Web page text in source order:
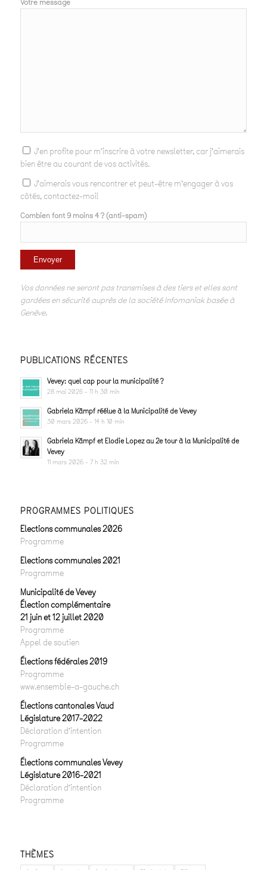
Votre message
J'en profite pour m'inscrire à votre newsletter, car j'aimerais
bien être au courant de vos activités.
J'aimerais vous rencontrer et peut-être m'engager à vos
côtés, contactez-moi!
Combien font 9 moins 4 ? (anti-spam)
Vos données ne seront pas transmises à des tiers et elles sont
gardées en sécurité auprès de la société Infomaniak basée à
Genève.
PUBLICATIONS RÉCENTES
Vevey: quel cap pour la municipalité ?
28 mai 2026 - 11 h 30 min
Gabriela Kämpf réélue à la Municipalité de Vevey
30 mars 2026 - 14 h 10 min
Gabriela Kämpf et Elodie Lopez au 2e tour à la Municipalité de
Vevey
11 mars 2026 - 7 h 32 min
PROGRAMMES POLITIQUES
Elections communales 2026
Programme
Elections communales 2021
Programme
Municipalité de Vevey
Élection complémentaire
21 juin et 12 juillet 2020
Programme
Appel de soutien
Élections fédérales 2019
Programme
www.ensemble-a-gauche.ch
Élections cantonales Vaud
Législature 2017-2022
Déclaration d’intention
Programme
Élections communales Vevey
Législature 2016-2021
Déclaration d’intention
Programme
THÈMES